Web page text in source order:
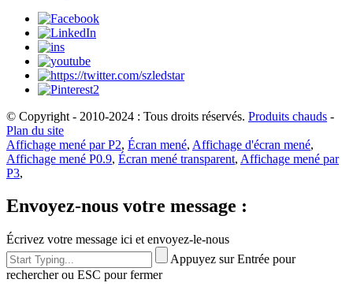
© Copyright - 2010-2024 : Tous droits réservés. Produits chauds -
Plan du site
Affichage mené par P2, Écran mené, Affichage d'écran mené,
Affichage mené P0.9, Écran mené transparent, Affichage mené par
P3,
Envoyez-nous votre message :
Écrivez votre message ici et envoyez-le-nous
Appuyez sur Entrée pour
rechercher ou ESC pour fermer